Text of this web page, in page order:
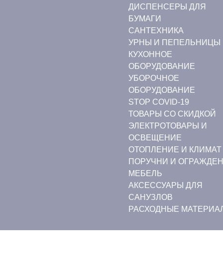
ДИСПЕНСЕРЫ ДЛЯ
БУМАГИ
CАНТЕХНИКА
УРНЫ И ПЕПЕЛЬНИЦЫ
КУХОННОЕ
ОБОРУДОВАНИЕ
УБОРОЧНОЕ
ОБОРУДОВАНИЕ
STOP COVID-19
ТОВАРЫ СО СКИДКОЙ
ЭЛЕКТРОТОВАРЫ И
ОСВЕЩЕНИЕ
ОТОПЛЕНИЕ И КЛИМАТ
ПОРУЧНИ И
МЕБЕЛЬ
АКСЕССУАРЫ ДЛЯ
САНУЗЛОВ
РАСХОДНЫЕ